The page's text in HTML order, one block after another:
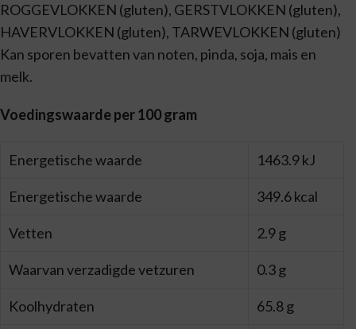
ROGGEVLOKKEN (gluten), GERSTVLOKKEN (gluten),
HAVERVLOKKEN (gluten), TARWEVLOKKEN (gluten)
Kan sporen bevatten van noten, pinda, soja, mais en
melk.
Voedingswaarde per 100 gram
Energetische waarde 1463.9 kJ
Energetische waarde 349.6 kcal
Vetten 2.9 g
Waarvan verzadigde vetzuren 0.3 g
Koolhydraten 65.8 g